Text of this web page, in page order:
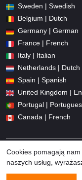
Sweden | Swedish
Belgium | Dutch
Germany | German
France | French
Italy | Italian
Netherlands | Dutch
Spain | Spanish
United Kingdom |
Portugal |
Canada | French
Cookies pomagają
naszych usług,